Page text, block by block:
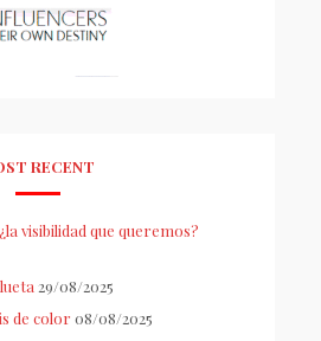
RECENT
visibilidad que queremos?
29/08/2025
de color 08/08/2025